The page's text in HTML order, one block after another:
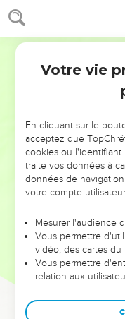
NE
ET SI LEURS
leur foi ou leur vision.
et les saisons difficiles
sont
Dans cette
clés pour avancer
Votre vie
En cliquant sur le
acceptez que
cookies ou l'identifiant
traite vos données à
données de
votre compte
Mesurer l'audience
Vous permettre
vidéo, des cartes
Vous permettre
relation aux